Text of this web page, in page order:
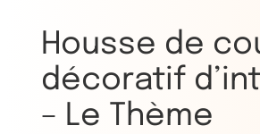
Housse de
décoratif
– Le Thème